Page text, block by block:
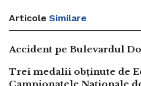
Articole Similare
Accident pe Bulevardul
Trei medalii obținute de